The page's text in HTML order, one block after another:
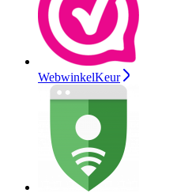
WebwinkelKeur